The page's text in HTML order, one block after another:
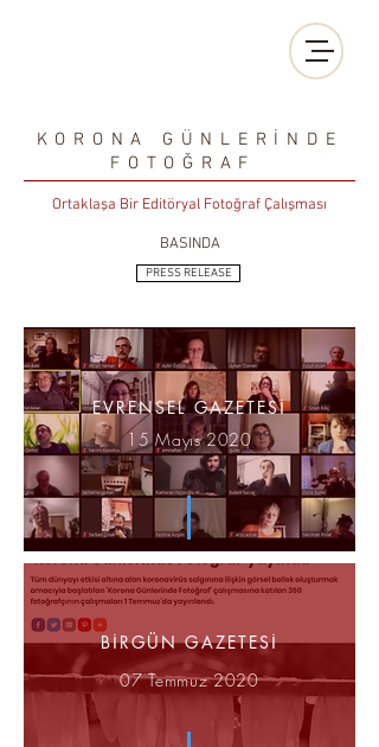
KORONA GÜNLERİNDE
FOTOĞRAF
Ortaklaşa Bir Editöryal Fotoğraf Çalışması
BASINDA
PRESS RELEASE
EVRENSEL GAZETESİ
15Mayıs2020
BİRGÜN GAZETESİ
07 Temmuz 2020